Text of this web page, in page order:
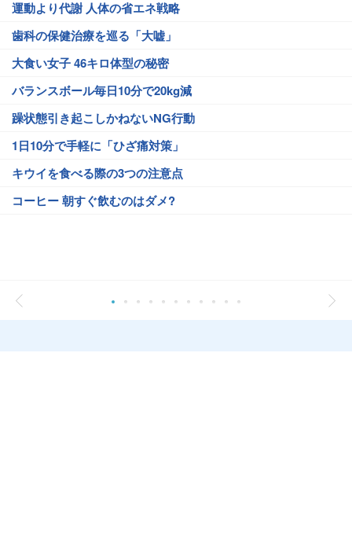
運動より代謝 人体の省エネ戦略
歯科の保健治療を巡る「大嘘」
大食い女子 46キロ体型の秘密
バランスボール毎日10分で20kg減
躁状態引き起こしかねないNG行動
1日10分で手軽に「ひざ痛対策」
キウイを食べる際の3つの注意点
コーヒー 朝すぐ飲むのはダメ?